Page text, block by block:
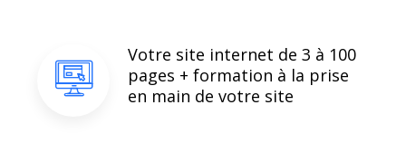
Votre site internet de 3 à 100
pages + formation à la prise
en main de votre site